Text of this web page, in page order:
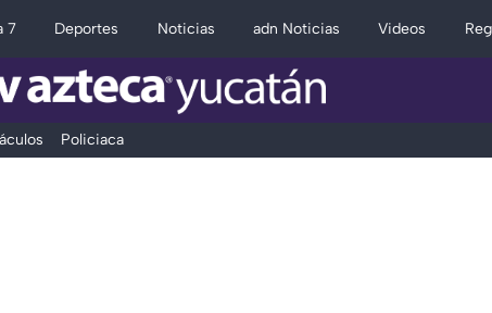
7 Deportes Noticias adn Noticias Videos
Policiaca